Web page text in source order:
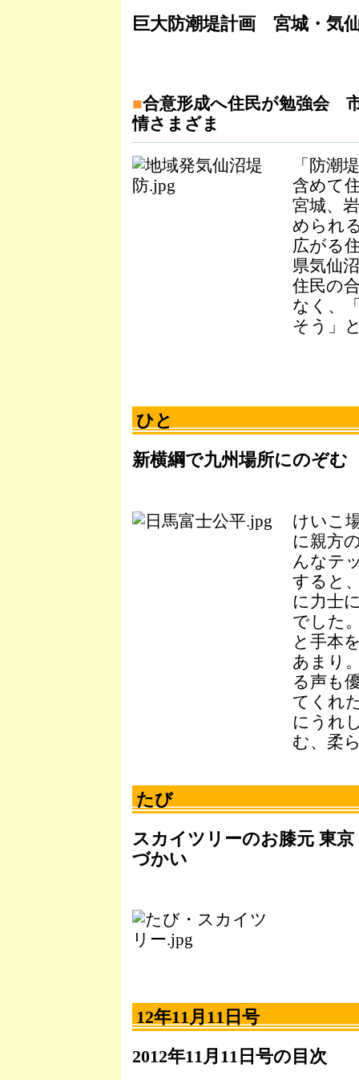
巨大防潮堤計画 宮城・気
■合意形成へ住民が勉強会
情さまざま
「防潮
含めて
宮城、
められ
広がる
県気仙
住民の
なく、
そう」
ひと
新横綱で九州場所にのぞ
けいこ
に親方
んなテ
すると
に力士
でした
と手本
あまり
る声も
てくれ
にうれ
む、柔
たび
スカイツリーのお膝元 東
づかい
12年11月11日号
2012年11月11日号の目次